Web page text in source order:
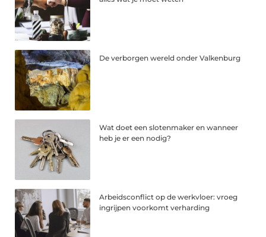
De verborgen wereld onder Valkenburg
Wat doet een slotenmaker en wanneer
heb je er een nodig?
Arbeidsconflict op de werkvloer: vroeg
ingrijpen voorkomt verharding